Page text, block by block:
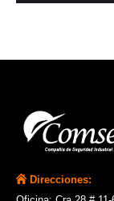
Direcciones: